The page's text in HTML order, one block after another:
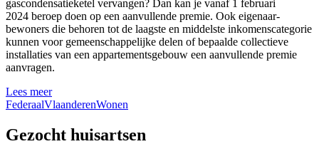
gascondensatieketel vervangen? Dan kan je vanaf 1 februari
2024 beroep doen op een aanvullende premie. Ook eigenaar-
bewoners die behoren tot de laagste en middelste inkomenscategorie
kunnen voor gemeenschappelijke delen of bepaalde collectieve
installaties van een appartementsgebouw een aanvullende premie
aanvragen.
Lees meer
FederaalVlaanderenWonen
Gezocht huisartsen